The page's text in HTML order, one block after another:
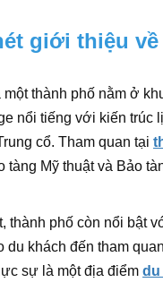
giới thiệu
một thành phố nằm ở
nổi tiếng với kiến trúc
cổ. Tham quan tại
tàng Mỹ thuật và Bảo
thành phố còn nổi bật
du khách đến tham
sự là một địa điểm du